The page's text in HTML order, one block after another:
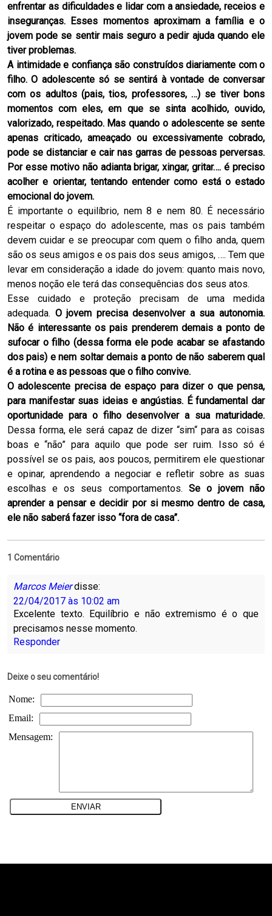
enfrentar as dificuldades e lidar com a ansiedade, receios e
inseguranças. Esses momentos aproximam a família e o
jovem pode se sentir mais seguro a pedir ajuda quando ele
tiver problemas.
A intimidade e confiança são construídos diariamente com o
filho. O adolescente só se sentirá à vontade de conversar
com os adultos (pais, tios, professores, …) se tiver bons
momentos com eles, em que se sinta acolhido, ouvido,
valorizado, respeitado. Mas quando o adolescente se sente
apenas criticado, ameaçado ou excessivamente cobrado,
pode se distanciar e cair nas garras de pessoas perversas.
Por esse motivo não adianta brigar, xingar, gritar…. é preciso
acolher e orientar, tentando entender como está o estado
emocional do jovem.
É importante o equilíbrio, nem 8 e nem 80. É necessário
respeitar o espaço do adolescente, mas os pais também
devem cuidar e se preocupar com quem o filho anda, quem
são os seus amigos e os pais dos seus amigos, …. Tem que
levar em consideração a idade do jovem: quanto mais novo,
menos noção ele terá das consequências dos seus atos.
Esse cuidado e proteção precisam de uma medida
adequada. O jovem precisa desenvolver a sua autonomia.
Não é interessante os pais prenderem demais a ponto de
sufocar o filho (dessa forma ele pode acabar se afastando
dos pais) e nem soltar demais a ponto de não saberem qual
é a rotina e as pessoas que o filho convive.
O adolescente precisa de espaço para dizer o que pensa,
para manifestar suas ideias e angústias. É fundamental dar
oportunidade para o filho desenvolver a sua maturidade.
Dessa forma, ele será capaz de dizer “sim“ para as coisas
boas e “não” para aquilo que pode ser ruim. Isso só é
possível se os pais, aos poucos, permitirem ele questionar
e opinar, aprendendo a negociar e refletir sobre as suas
escolhas e os seus comportamentos. Se o jovem não
aprender a pensar e decidir por si mesmo dentro de casa,
ele não saberá fazer isso “fora de casa”.
1 Comentário
Marcos Meier disse:
22/04/2017 às 10:02 am
Excelente texto. Equilíbrio e não extremismo é o que
precisamos nesse momento.
Responder
Deixe o seu comentário!
Nome:
Email:
Mensagem: